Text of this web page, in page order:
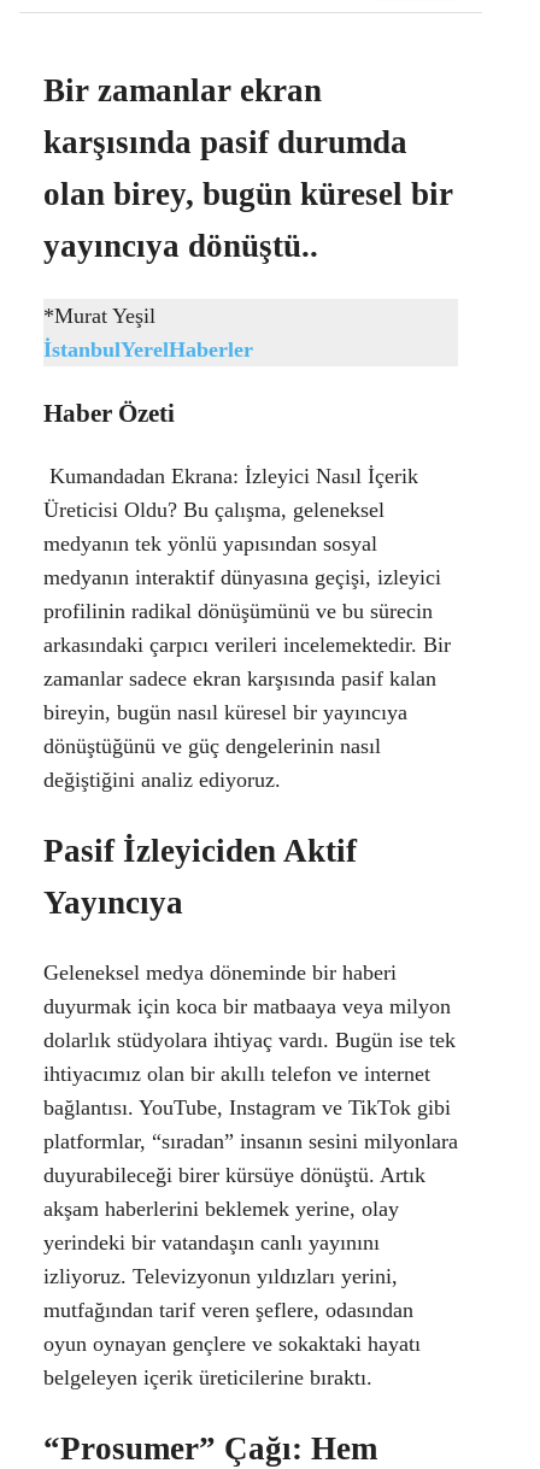
Bir zamanlar ekran
karşısında pasif durumda
olan birey, bugün küresel bir
yayıncıya dönüştü..
*Murat Yeşil
İstanbulYerelHaberler
Haber Özeti
Kumandadan Ekrana: İzleyici Nasıl İçerik
Üreticisi Oldu? Bu çalışma, geleneksel
medyanın tek yönlü yapısından sosyal
medyanın interaktif dünyasına geçişi, izleyici
profilinin radikal dönüşümünü ve bu sürecin
arkasındaki çarpıcı verileri incelemektedir. Bir
zamanlar sadece ekran karşısında pasif kalan
bireyin, bugün nasıl küresel bir yayıncıya
dönüştüğünü ve güç dengelerinin nasıl
değiştiğini analiz ediyoruz.
Pasif İzleyiciden Aktif
Yayıncıya
Geleneksel medya döneminde bir haberi
duyurmak için koca bir matbaaya veya milyon
dolarlık stüdyolara ihtiyaç vardı. Bugün ise tek
ihtiyacımız olan bir akıllı telefon ve internet
bağlantısı. YouTube, Instagram ve TikTok gibi
platformlar, “sıradan” insanın sesini milyonlara
duyurabileceği birer kürsüye dönüştü. Artık
akşam haberlerini beklemek yerine, olay
yerindeki bir vatandaşın canlı yayınını
izliyoruz. Televizyonun yıldızları yerini,
mutfağından tarif veren şeflere, odasından
oyun oynayan gençlere ve sokaktaki hayatı
belgeleyen içerik üreticilerine bıraktı.
“Prosumer” Çağı: Hem